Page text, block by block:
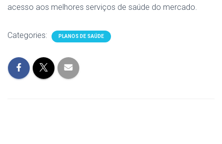
acesso aos melhores serviços de saúde do mercado.
Categories: PLANOS DE SAÚDE